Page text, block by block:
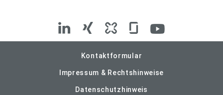
VIG
auf
LinkedIn
VIG
auf
Xing
VIG
auf
Kununu
VIG
auf
Glassdoor
VIG
YouTube
Kontaktformular
Impressum & Rechtshinweise
Datenschutzhinweis